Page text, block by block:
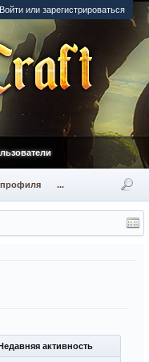
Войти или зарегистрироваться
активность
...